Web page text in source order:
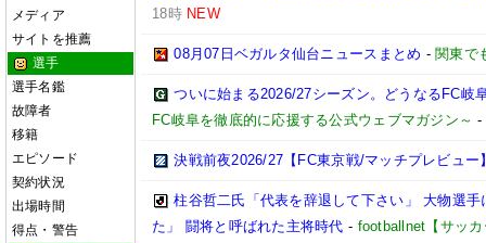
メディア
サイトを推薦
選手
選手名鑑
故障者
移籍
エピソード
契約状況
出場時間
得点・警告
18時 NEW
08月07日ベガルタ仙台ニュースまとめ - 関東で
ついに始まる2026/27シーズン。どうなるFC岐
FC岐阜を徹底的に応援する公式ウェブマガジン～ -
決戦前夜2026/27【FC東京戦/マッチプレビュー
柱谷哲二氏「代表を辞退して下さい」 大物選
た」 闘将と呼ばれた主将時代 - footballnet【サッ